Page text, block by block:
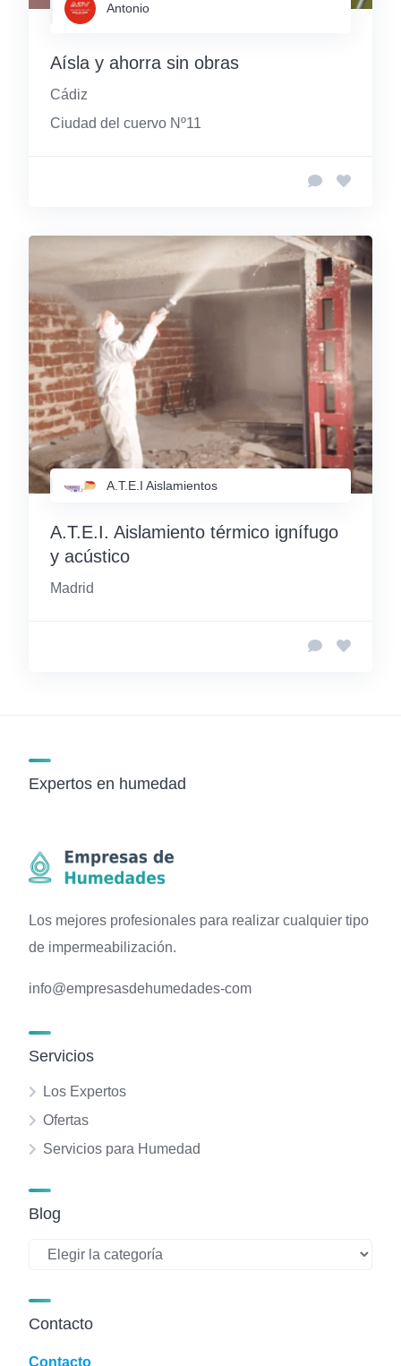
Antonio
Aísla y ahorra sin obras
Cádiz
Ciudad del cuervo Nº11
A.T.E.I Aislamientos
A.T.E.I. Aislamiento térmico ignífugo
y acústico
Madrid
Expertos en humedad
Los mejores profesionales para realizar cualquier tipo
de impermeabilización.
info@empresasdehumedades-com
Servicios
Los Expertos
Ofertas
Servicios para Humedad
Blog
Blog
Contacto
Contacto